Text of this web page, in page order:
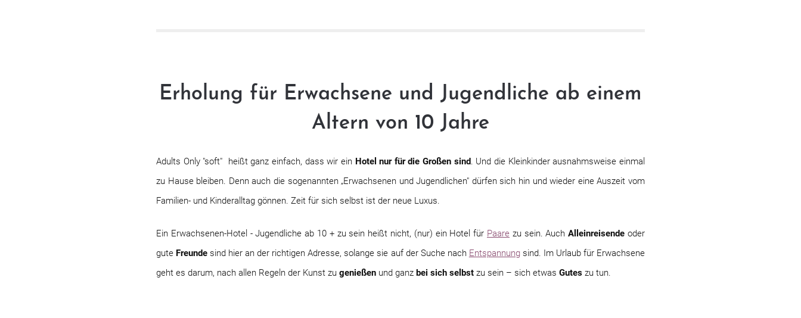
Erholung für Erwachsene und Jugendliche ab einem
Altern von 10 Jahre
Adults Only "soft" heißt ganz einfach, dass wir ein Hotel nur für die Großen sind. Und die Kleinkinder ausnahmsweise einmal
zu Hause bleiben. Denn auch die sogenannten „Erwachsenen und Jugendlichen" dürfen sich hin und wieder eine Auszeit vom
Familien- und Kinderalltag gönnen. Zeit für sich selbst ist der neue Luxus.
Ein Erwachsenen-Hotel - Jugendliche ab 10 + zu sein heißt nicht, (nur) ein Hotel für Paare zu sein. AuchAlleinreisendeoder
gute Freunde sind hier an der richtigen Adresse, solange sie auf der Suche nach Entspannungsind. Im Urlaub für Erwachsene
geht es darum, nach allen Regeln der Kunst zu genießen und ganz bei sich selbst zu sein – sich etwas Gutes zu tun.